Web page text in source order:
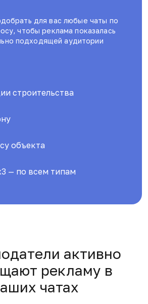
для вас любые чаты по
чтобы реклама показалась
подходящей аудитории
строительства
объекта
— по всем типам
активно
рекламу в
чатах